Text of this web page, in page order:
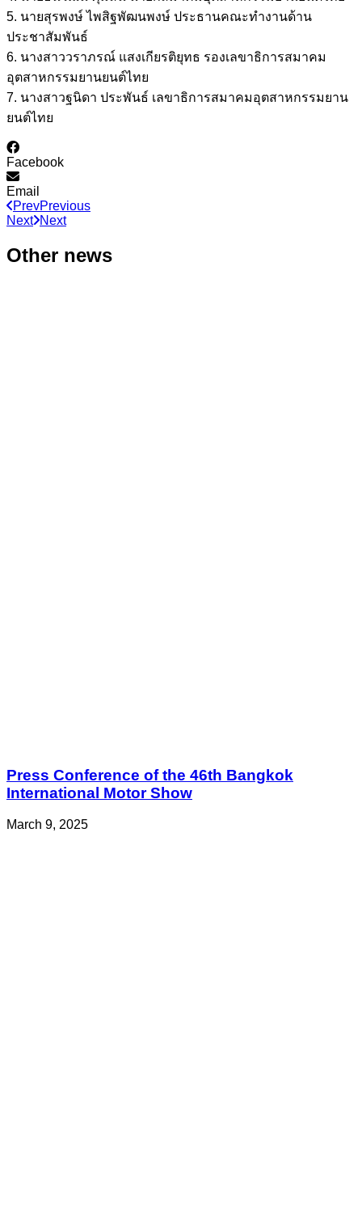
5. นายสุรพงษ์ ไพสิฐพัฒนพงษ์ ประธานคณะทำงานด้าน
ประชาสัมพันธ์
6. นางสาววราภรณ์ แสงเกียรติยุทธ รองเลขาธิการสมาคม
อุตสาหกรรมยานยนต์ไทย
7. นางสาวฐนิดา ประพันธ์ เลขาธิการสมาคมอุตสาหกรรมยาน
ยนต์ไทย
Facebook
Email
PrevPrevious
Next Next
Other news
Press Conference of the 46th Bangkok
International Motor Show
March 9, 2025